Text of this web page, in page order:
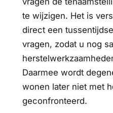
te wijzigen. Het is
direct een
vragen, zodat u nog
Daarmee wordt
wonen later niet met
geconfronteerd.